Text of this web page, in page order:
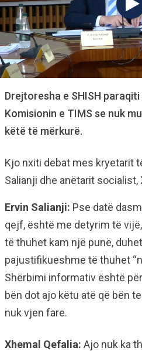
Drejtoresha e SHISH
Komisionin e TIMS se nuk
këtë të mërkurë.
Kjo nxiti debat mes kryetarit
Salianji dhe anëtarit socialist,
Ervin Salianji: Pse datë
qejf, është me detyrim të
të thuhet kam një punë,
pajustifikueshme të thuhet
Shërbimi informativ është
bën dot ajo këtu atë që bën
nuk vjen fare.
Xhemal Qefalia: Ajo nuk ka